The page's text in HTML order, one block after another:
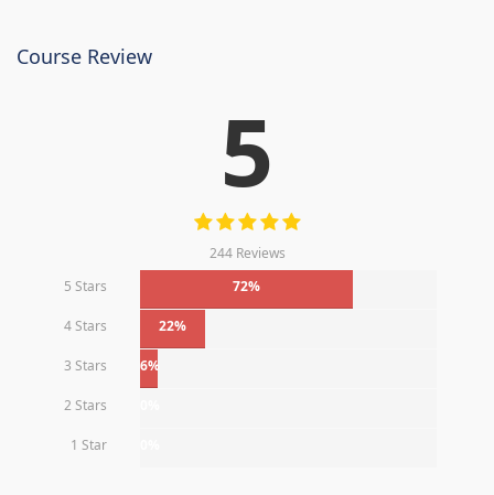
Course Review
5
244 Reviews
5 Stars
72%
4 Stars 22%
3 Stars 6%
2 Stars
1 Star